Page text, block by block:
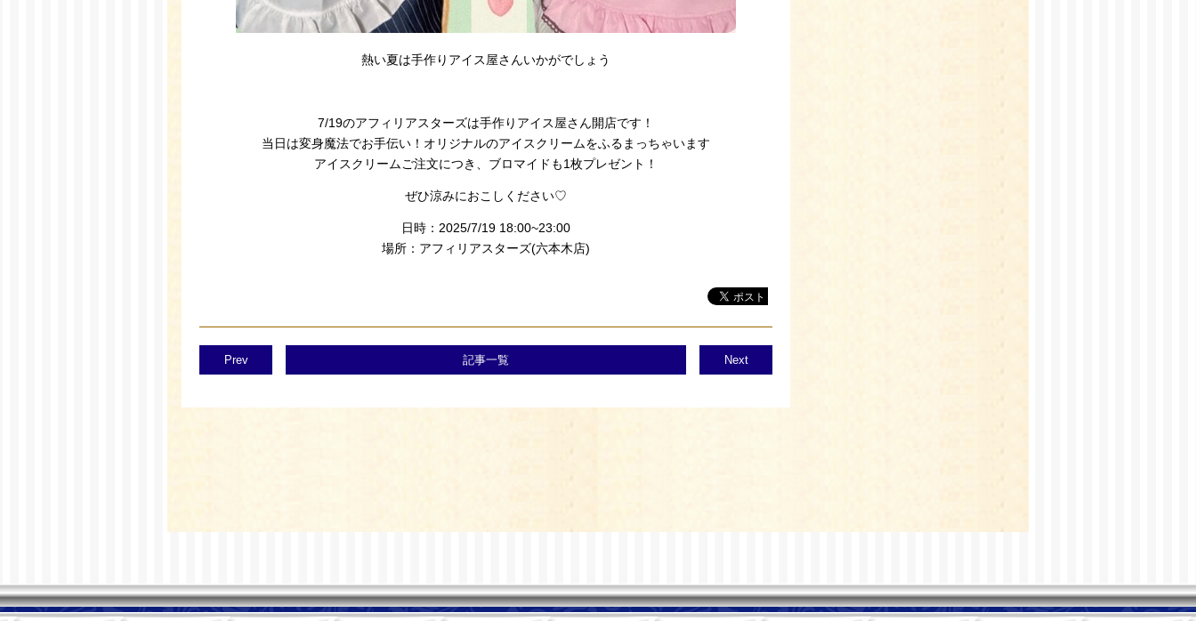
熱い夏は手作りアイス屋さんいかがでしょう
7/19のアフィリアスターズは手作りアイス屋さん開店です！
当日は変身魔法でお手伝い！オリジナルのアイスクリームをふるまっちゃいます
アイスクリームご注文につき、ブロマイドも1枚プレゼント！
ぜひ涼みにおこしください♡
日時：2025/7/19 18:00~23:00
場所：アフィリアスターズ(六本木店)
Prev 記事一覧 Next